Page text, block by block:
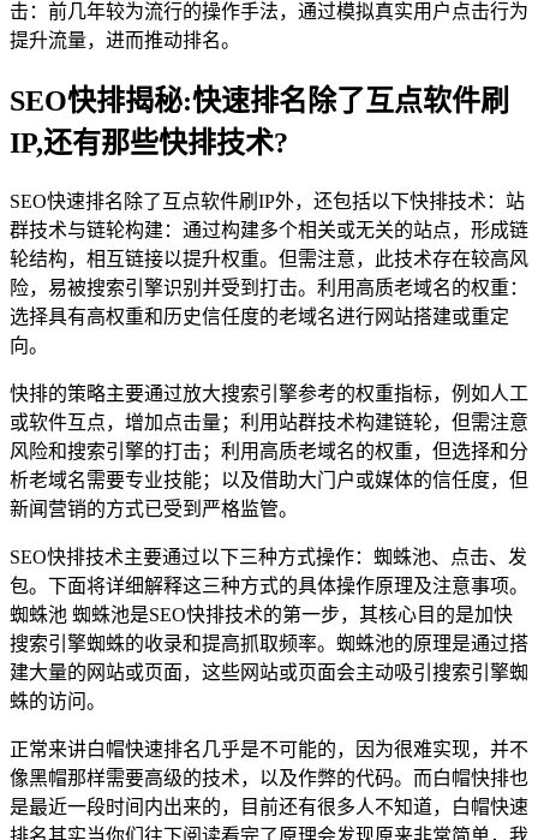
击：前几年较为流行的操作手法，通过模拟真实用户点击行为
提升流量，进而推动排名。
SEO快排揭秘:快速排名除了互点软件刷
IP,还有那些快排技术?
SEO快速排名除了互点软件刷IP外，还包括以下快排技术：站
群技术与链轮构建：通过构建多个相关或无关的站点，形成链
轮结构，相互链接以提升权重。但需注意，此技术存在较高风
险，易被搜索引擎识别并受到打击。利用高质老域名的权重：
选择具有高权重和历史信任度的老域名进行网站搭建或重定
向。
快排的策略主要通过放大搜索引擎参考的权重指标，例如人工
或软件互点，增加点击量；利用站群技术构建链轮，但需注意
风险和搜索引擎的打击；利用高质老域名的权重，但选择和分
析老域名需要专业技能；以及借助大门户或媒体的信任度，但
新闻营销的方式已受到严格监管。
SEO快排技术主要通过以下三种方式操作：蜘蛛池、点击、发
包。下面将详细解释这三种方式的具体操作原理及注意事项。
蜘蛛池 蜘蛛池是SEO快排技术的第一步，其核心目的是加快
搜索引擎蜘蛛的收录和提高抓取频率。蜘蛛池的原理是通过搭
建大量的网站或页面，这些网站或页面会主动吸引搜索引擎蜘
蛛的访问。
正常来讲白帽快速排名几乎是不可能的，因为很难实现，并不
像黑帽那样需要高级的技术，以及作弊的代码。而白帽快排也
是最近一段时间内出来的，目前还有很多人不知道，白帽快速
排名其实当你们往下阅读看完了原理会发现原来非常简单，我